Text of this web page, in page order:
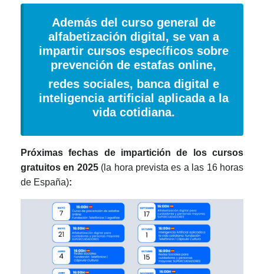
Además del curso general de
alfabetización digital, se van a
impartir cursos específicos sobre
prevención de estafas online,
redes sociales, banca digital e
inteligencia artificial aplicada a la
vida cotidiana.
Próximas fechas de impartición de los cursos
gratuitos en 2025 (la hora prevista es a las 16 horas
de España):